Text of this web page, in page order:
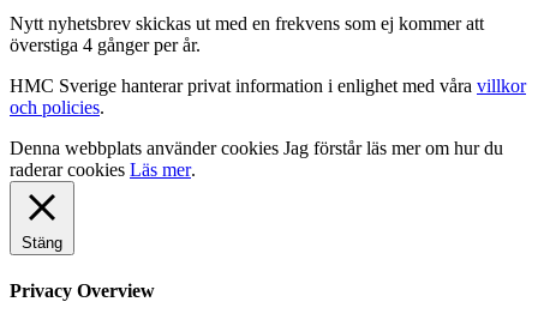
Nytt nyhetsbrev skickas ut med en frekvens som ej kommer att
överstiga 4 gånger per år.
HMC Sverige hanterar privat information i enlighet med våra villkor
och policies.
Denna webbplats använder cookies Jag förstårläs mer om hur du
raderar cookies Läs mer.
Stäng
Privacy Overview